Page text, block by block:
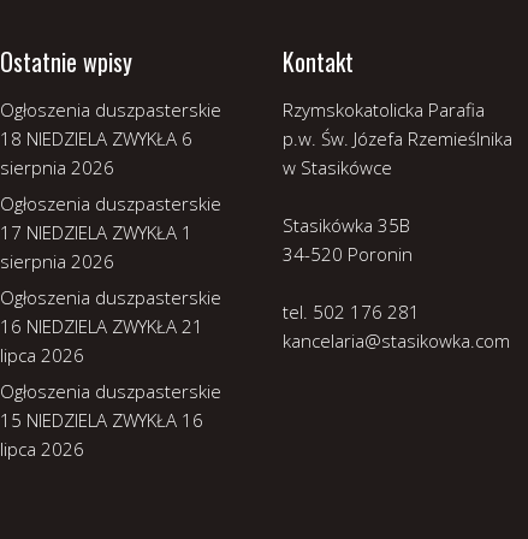
Ostatnie wpisy
Ogłoszenia duszpasterskie
18 NIEDZIELA ZWYKŁA 6
sierpnia 2026
Ogłoszenia duszpasterskie
17 NIEDZIELA ZWYKŁA 1
sierpnia 2026
Ogłoszenia duszpasterskie
16 NIEDZIELA ZWYKŁA 21
lipca 2026
Ogłoszenia duszpasterskie
15 NIEDZIELA ZWYKŁA 16
lipca 2026
Kontakt
Rzymskokatolicka Parafia
p.w. Św. Józefa Rzemieślnika
w Stasikówce
Stasikówka 35B
34-520 Poronin
tel. 502 176 281
kancelaria@stasikowka.com